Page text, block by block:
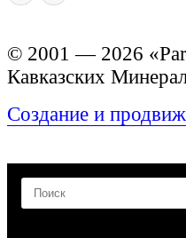
© 2001 — 2026
Кавказских
Создание и